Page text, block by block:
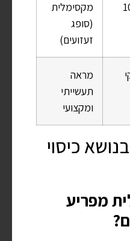
(10
מקסימלית
(סופג
זעזועים)
מראה
תעשייתי
ומקצועי
כיסוי
מפריע